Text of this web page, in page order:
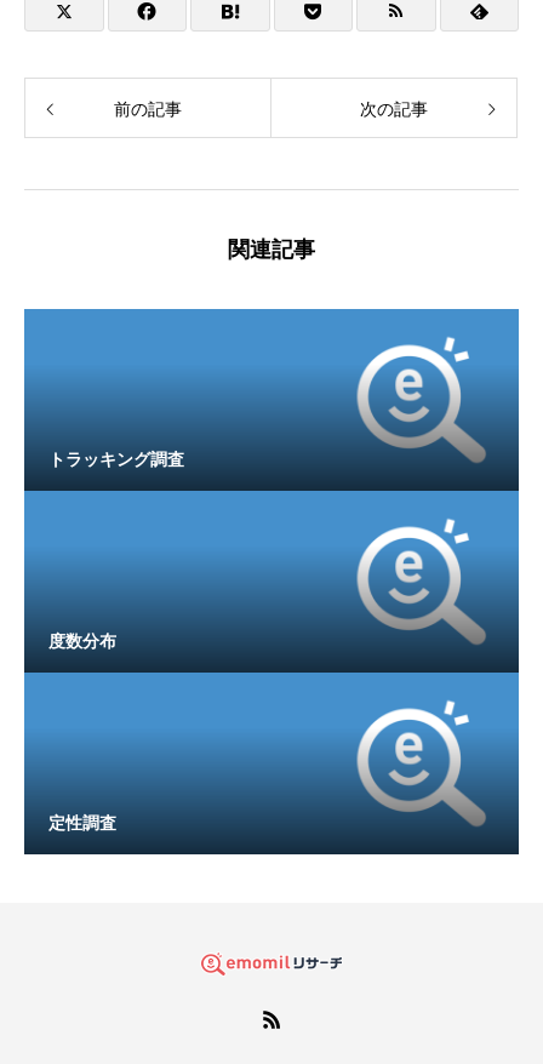
前の記事 次の記事
関連記事
トラッキング調査
度数分布
定性調査